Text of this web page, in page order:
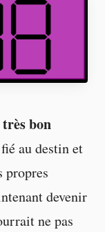
bon
au destin et
propres
devenir
ne pas